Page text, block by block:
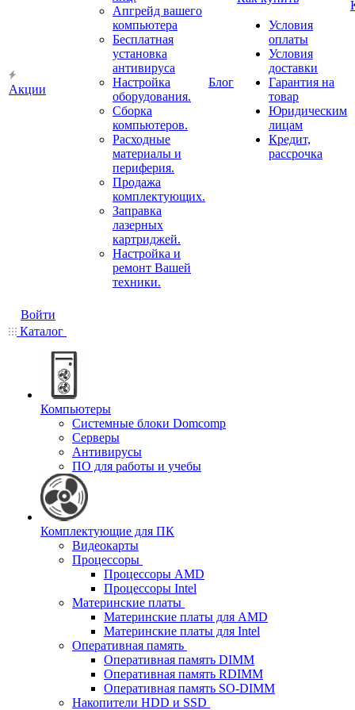
Акции
Апгрейд вашего
компьютера
Бесплатная
установка
антивируса
Настройка
оборудования.
Сборка
компьютеров.
Расходные
материалы и
периферия.
Продажа
комплектующих.
Заправка
лазерных
картриджей.
Настройка и
ремонт Вашей
техники.
Блог
Условия
оплаты
Условия
доставки
Гарантия на
товар
Юридическим
лицам
Кредит,
рассрочка
Войти
Каталог
Компьютеры
Системные блоки Domcomp
Серверы
Антивирусы
ПО для работы и учебы
Комплектующие для ПК
Видеокарты
Процессоры
Процессоры AMD
Процессоры Intel
Материнские платы
Материнские платы для AMD
Материнские платы для Intel
Оперативная память
Оперативная память DIMM
Оперативная память RDIMM
Оперативная память SO-DIMM
Накопители HDD и SSD